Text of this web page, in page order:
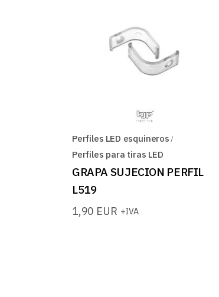
Perfiles LED esquineros
Perfiles para tiras LED
GRAPA SUJECION PERFIL
L519
1,90 EUR +IVA